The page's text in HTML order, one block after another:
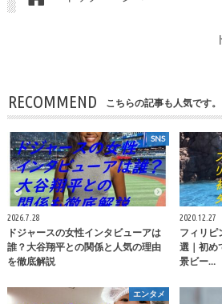
RECOMMEND こちらの記事も人気です。
SNS
2026.7.28
ドジャースの女性インタビューアは
誰？大谷翔平との関係と人気の理由
を徹底解説
2020.12.27
フィリピ
選｜初め
景ビー…
エンタメ